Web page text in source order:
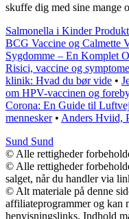
skuffe dig med sine mange
Salmonella i Kinder
BCG Vaccine og Calmette
Sygdomme – En Komplet
Risici, vaccine og
klinik: Hvad du bør vide •
om HPV-vaccinen og
Corona: En Guide til
mennesker• Anders Hviid,
Sund Sund
© Alle rettigheder
© Alle rettigheder
salget, når du handler via
© Alt materiale på denne
affiliateprogrammer og kan
henvisningslinks. Indhold